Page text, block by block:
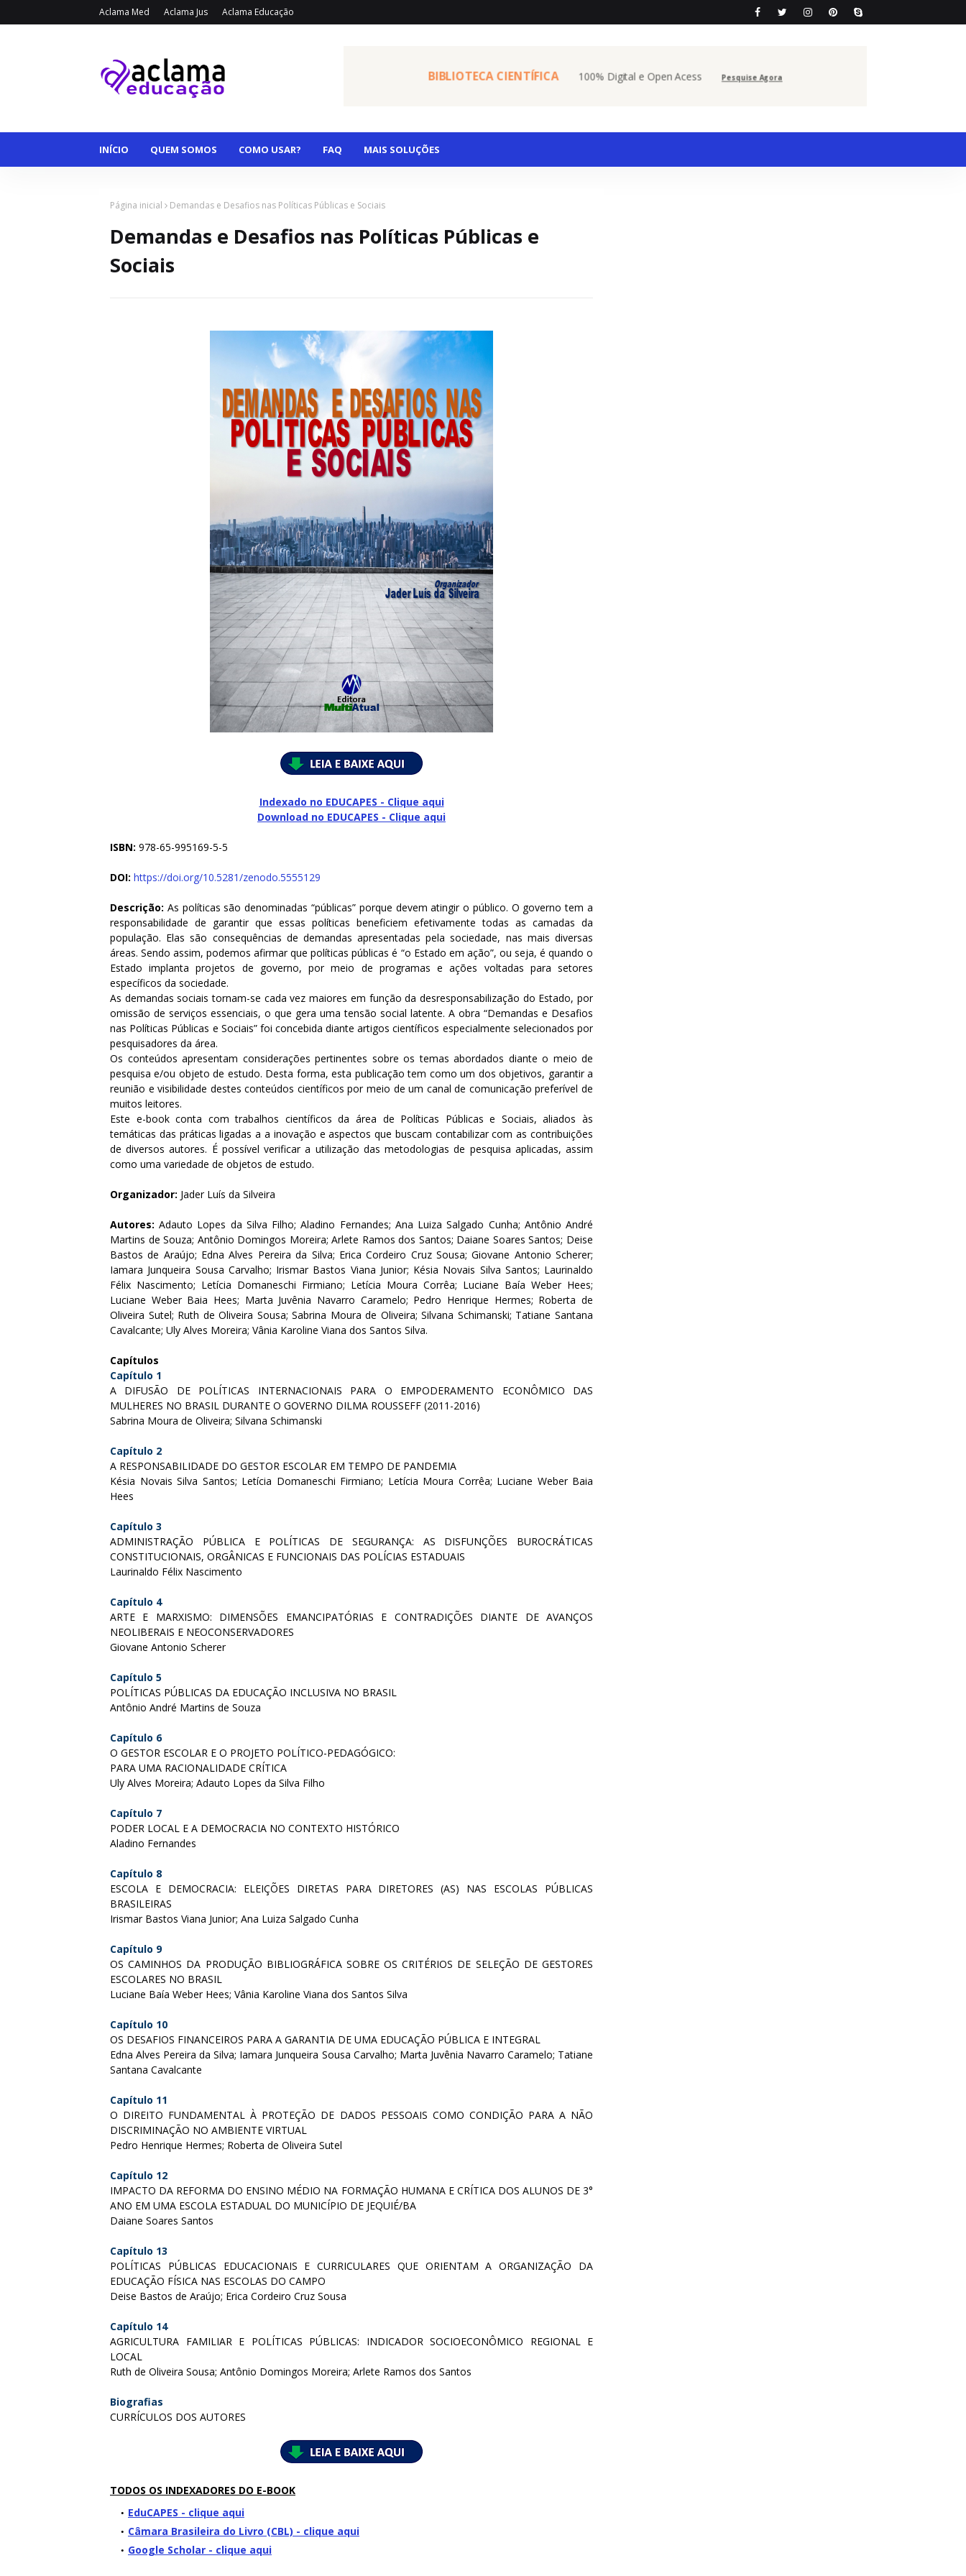
Aclama Med Aclama Jus Aclama Educação
BIBLIOTECA CIENTÍFICA 100% Digital e Open Acess Pesquise Agora
INÍCIO QUEM SOMOS COMO USAR? FAQ MAIS SOLUÇÕES
Página inicial Demandas e Desafios nas Políticas Públicas e Sociais
Demandas e Desafios nas Políticas Públicas e
Sociais
Indexado no EDUCAPES - Clique aqui
Download no EDUCAPES - Clique aqui
ISBN: 978-65-995169-5-5
DOI: https://doi.org/10.5281/zenodo.5555129
Descrição: As políticas são denominadas “públicas” porque devem atingir o público. O governo tem a
responsabilidade de garantir que essas políticas beneficiem efetivamente todas as camadas da
população. Elas são consequências de demandas apresentadas pela sociedade, nas mais diversas
áreas. Sendo assim, podemos afirmar que políticas públicas é “o Estado em ação”, ou seja, é quando o
Estado implanta projetos de governo, por meio de programas e ações voltadas para setores
específicos da sociedade.
As demandas sociais tornam-se cada vez maiores em função da desresponsabilização do Estado, por
omissão de serviços essenciais, o que gera uma tensão social latente. A obra “Demandas e Desafios
nas Políticas Públicas e Sociais” foi concebida diante artigos científicos especialmente selecionados por
pesquisadores da área.
Os conteúdos apresentam considerações pertinentes sobre os temas abordados diante o meio de
pesquisa e/ou objeto de estudo. Desta forma, esta publicação tem como um dos objetivos, garantir a
reunião e visibilidade destes conteúdos científicos por meio de um canal de comunicação preferível de
muitos leitores.
Este e-book conta com trabalhos científicos da área de Políticas Públicas e Sociais, aliados às
temáticas das práticas ligadas a a inovação e aspectos que buscam contabilizar com as contribuições
de diversos autores. É possível verificar a utilização das metodologias de pesquisa aplicadas, assim
como uma variedade de objetos de estudo.
Organizador: Jader Luís da Silveira
Autores:Adauto Lopes da Silva Filho; Aladino Fernandes; Ana Luiza Salgado Cunha; Antônio André
Martins de Souza; Antônio Domingos Moreira; Arlete Ramos dos Santos; Daiane Soares Santos; Deise
Bastos de Araújo; Edna Alves Pereira da Silva; Erica Cordeiro Cruz Sousa; Giovane Antonio Scherer;
Iamara Junqueira Sousa Carvalho; Irismar Bastos Viana Junior; Késia Novais Silva Santos; Laurinaldo
Félix Nascimento; Letícia Domaneschi Firmiano; Letícia Moura Corrêa; Luciane Baía Weber Hees;
Luciane Weber Baia Hees; Marta Juvênia Navarro Caramelo; Pedro Henrique Hermes; Roberta de
Oliveira Sutel; Ruth de Oliveira Sousa; Sabrina Moura de Oliveira; Silvana Schimanski; Tatiane Santana
Cavalcante; Uly Alves Moreira; Vânia Karoline Viana dos Santos Silva.
Capítulos
Capítulo 1
A DIFUSÃO DE POLÍTICAS INTERNACIONAIS PARA O EMPODERAMENTO ECONÔMICO DAS
MULHERES NO BRASIL DURANTE O GOVERNO DILMA ROUSSEFF (2011-2016)
Sabrina Moura de Oliveira; Silvana Schimanski
Capítulo 2
A RESPONSABILIDADE DO GESTOR ESCOLAR EM TEMPO DE PANDEMIA
Késia Novais Silva Santos; Letícia Domaneschi Firmiano; Letícia Moura Corrêa; Luciane Weber Baia
Hees
Capítulo 3
ADMINISTRAÇÃO PÚBLICA E POLÍTICAS DE SEGURANÇA: AS DISFUNÇÕES BUROCRÁTICAS
CONSTITUCIONAIS, ORGÂNICAS E FUNCIONAIS DAS POLÍCIAS ESTADUAIS
Laurinaldo Félix Nascimento
Capítulo 4
ARTE E MARXISMO: DIMENSÕES EMANCIPATÓRIAS E CONTRADIÇÕES DIANTE DE AVANÇOS
NEOLIBERAIS E NEOCONSERVADORES
Giovane Antonio Scherer
Capítulo 5
POLÍTICAS PÚBLICAS DA EDUCAÇÃO INCLUSIVA NO BRASIL
Antônio André Martins de Souza
Capítulo 6
O GESTOR ESCOLAR E O PROJETO POLÍTICO-PEDAGÓGICO:
PARA UMA RACIONALIDADE CRÍTICA
Uly Alves Moreira; Adauto Lopes da Silva Filho
Capítulo 7
PODER LOCAL E A DEMOCRACIA NO CONTEXTO HISTÓRICO
Aladino Fernandes
Capítulo 8
ESCOLA E DEMOCRACIA: ELEIÇÕES DIRETAS PARA DIRETORES (AS) NAS ESCOLAS PÚBLICAS
BRASILEIRAS
Irismar Bastos Viana Junior; Ana Luiza Salgado Cunha
Capítulo 9
OS CAMINHOS DA PRODUÇÃO BIBLIOGRÁFICA SOBRE OS CRITÉRIOS DE SELEÇÃO DE GESTORES
ESCOLARES NO BRASIL
Luciane Baía Weber Hees; Vânia Karoline Viana dos Santos Silva
Capítulo 10
OS DESAFIOS FINANCEIROS PARA A GARANTIA DE UMA EDUCAÇÃO PÚBLICA E INTEGRAL
Edna Alves Pereira da Silva; Iamara Junqueira Sousa Carvalho; Marta Juvênia Navarro Caramelo; Tatiane
Santana Cavalcante
Capítulo 11
O DIREITO FUNDAMENTAL À PROTEÇÃO DE DADOS PESSOAIS COMO CONDIÇÃO PARA A NÃO
DISCRIMINAÇÃO NO AMBIENTE VIRTUAL
Pedro Henrique Hermes; Roberta de Oliveira Sutel
Capítulo 12
IMPACTO DA REFORMA DO ENSINO MÉDIO NA FORMAÇÃO HUMANA E CRÍTICA DOS ALUNOS DE 3°
ANO EM UMA ESCOLA ESTADUAL DO MUNICÍPIO DE JEQUIÉ/BA
Daiane Soares Santos
Capítulo 13
POLÍTICAS PÚBLICAS EDUCACIONAIS E CURRICULARES QUE ORIENTAM A ORGANIZAÇÃO DA
EDUCAÇÃO FÍSICA NAS ESCOLAS DO CAMPO
Deise Bastos de Araújo; Erica Cordeiro Cruz Sousa
Capítulo 14
AGRICULTURA FAMILIAR E POLÍTICAS PÚBLICAS: INDICADOR SOCIOECONÔMICO REGIONAL E
LOCAL
Ruth de Oliveira Sousa; Antônio Domingos Moreira; Arlete Ramos dos Santos
Biografias
CURRÍCULOS DOS AUTORES
TODOS OS INDEXADORES DO E-BOOK
EduCAPES - clique aqui
Câmara Brasileira do Livro (CBL) - clique aqui
Google Scholar - clique aqui